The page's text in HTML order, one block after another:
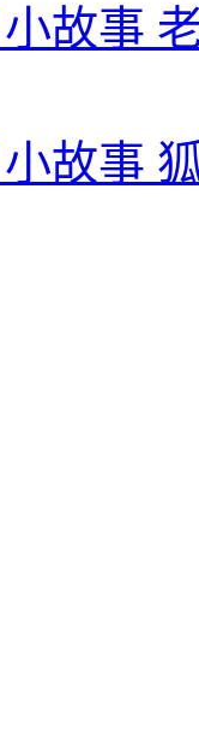
小故事
小故事